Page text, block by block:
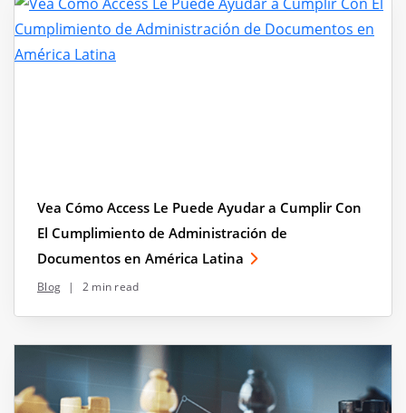
Vea Cómo Access Le Puede Ayudar a Cumplir Con
El Cumplimiento de Administración de
Documentos en América Latina
Blog | 2 min read